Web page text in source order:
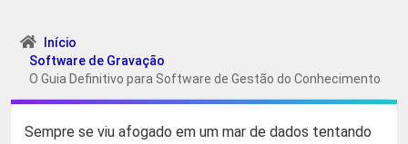
Início
Software de Gravação
O Guia Definitivo para Software de Gestão do Conhecimento
Sempre se viu afogado em um mar de dados tentando